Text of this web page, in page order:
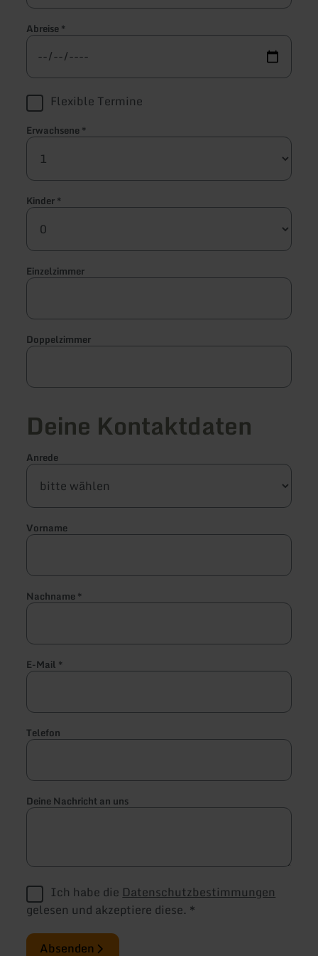
Abreise*
Flexible Termine
Erwachsene*
Kinder*
Einzelzimmer
Doppelzimmer
Deine Kontaktdaten
Anrede
Vorname
Nachname*
E-Mail *
Telefon
Deine Nachricht an uns
Ich habe die Datenschutzbestimmungen
gelesen und akzeptiere diese. *
Absenden